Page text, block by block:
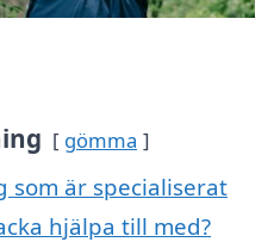
gömma
som är specialiserat
hjälpa till med?